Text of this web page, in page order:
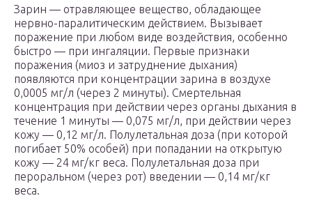
Зарин — отравляющее вещество, обладающее
нервно-паралитическим действием. Вызывает
поражение при любом виде воздействия, особенно
быстро — при ингаляции. Первые признаки
поражения (миоз и затруднение дыхания)
появляются при концентрации зарина в воздухе
0,0005 мг/л (через 2 минуты). Смертельная
концентрация при действии через органы дыхания в
течение 1 минуты — 0,075 мг/л, при действии через
кожу — 0,12 мг/л. Полулетальная доза (при которой
погибает 50% особей) при попадании на открытую
кожу — 24 мг/кг веса. Полулетальная доза при
пероральном (через рот) введении — 0,14 мг/кг
веса.